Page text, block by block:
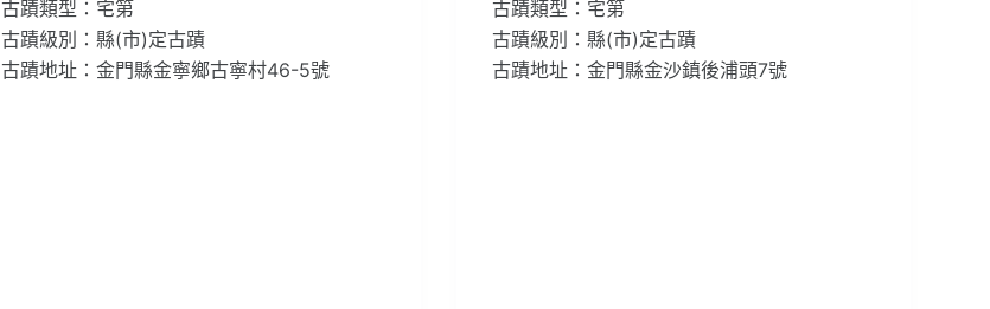
古蹟類型：宅第
古蹟級別：縣(市)定古蹟
古蹟地址：金門縣金寧鄉古寧村46-5號
古蹟類型：宅第
古蹟級別：縣(市)定古蹟
古蹟地址：金門縣金沙鎮後浦頭7號